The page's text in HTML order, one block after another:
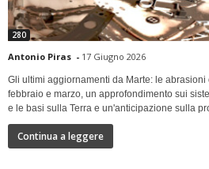
280
Antonio Piras - 17 Giugno 2026
Gli ultimi aggiornamenti da Marte: le
febbraio e marzo, un approfondimento sui
e le basi sulla Terra e un'anticipazione sulla
Continua a leggere